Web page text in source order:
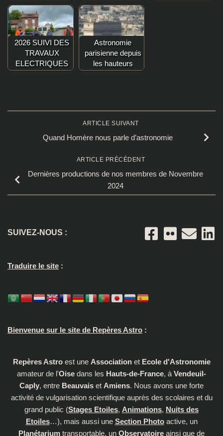
2026 SUIVI DES
TRAVAUX
ELECTRIQUES
Astronomie
parisienne depuis
les hauteurs
ARTICLE SUIVANT
Quand Homère nous parle d’astronomie
ARTICLE PRÉCÉDENT
Dernières productions de nos membres de Novembre
2024
SUIVEZ-NOUS :
Traduire le site :
Bienvenue sur le site de Repères Astro :
Repères Astroest une Associationet Ecole d'Astronomie
amateur de l'Oise dans les Hauts-de-France, à Vendeuil-
Caply, entre Beauvais et Amiens. Nous avons une forte
activité de vulgarisation scientifique auprès des scolaires et du
grand public (Stages Etoiles, Animations, Nuits des
Etoiles…), mais aussi une Section Photoactive, un
Planétarium transportable, un Observatoire ainsi que de